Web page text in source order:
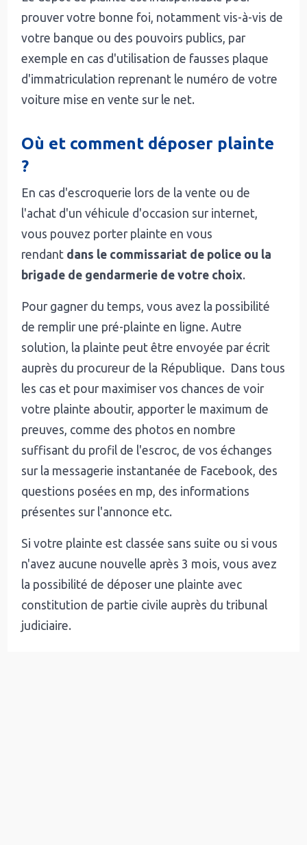
prouver votre bonne foi, notamment vis-à-vis de
votre banque ou des pouvoirs publics, par
exemple en cas d'utilisation de fausses plaque
d'immatriculation reprenant le numéro de votre
voiture mise en vente sur le net.
Où et comment déposer plainte
?
En cas d'escroquerie lors de la vente ou de
l'achat d'un véhicule d'occasion sur internet,
vous pouvez porter plainte en vous
rendant dans le commissariat de police ou la
brigade de gendarmerie de votre choix.
Pour gagner du temps, vous avez la possibilité
de remplir une pré-plainte en ligne. Autre
solution, la plainte peut être envoyée par écrit
auprès du procureur de la République. Dans tous
les cas et pour maximiser vos chances de voir
votre plainte aboutir, apporter le maximum de
preuves, comme des photos en nombre
suffisant du profil de l'escroc, de vos échanges
sur la messagerie instantanée de Facebook, des
questions posées en mp, des informations
présentes sur l'annonce etc.
Si votre plainte est classée sans suite ou si vous
n'avez aucune nouvelle après 3 mois, vous avez
la possibilité de déposer une plainte avec
constitution de partie civile auprès du tribunal
judiciaire.